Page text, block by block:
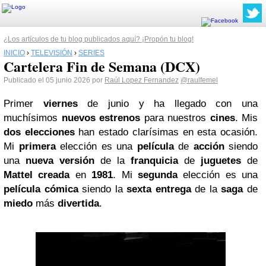
¿Los artículos de tu blog publicados aquí? ¡Propón tu blog!
INICIO › TELEVISIÓN › SERIES
Cartelera Fin de Semana (DCX)
Publicado el 05 junio 2026 por Raúl Lopez Fernandez @raulfemel
Primer viernesde junio y ha llegado con una
muchísimos nuevos estrenos para nuestros cines. Mis
dos eleccioneshan estado clarísimas en esta ocasión.
Mi primeraelección es una películade acciónsiendo
una nueva versión de la franquiciade juguetes de
Mattel creadaen 1981. Mi segundaelección es una
película cómicasiendo lasexta entregade lasagade
miedo más divertida.